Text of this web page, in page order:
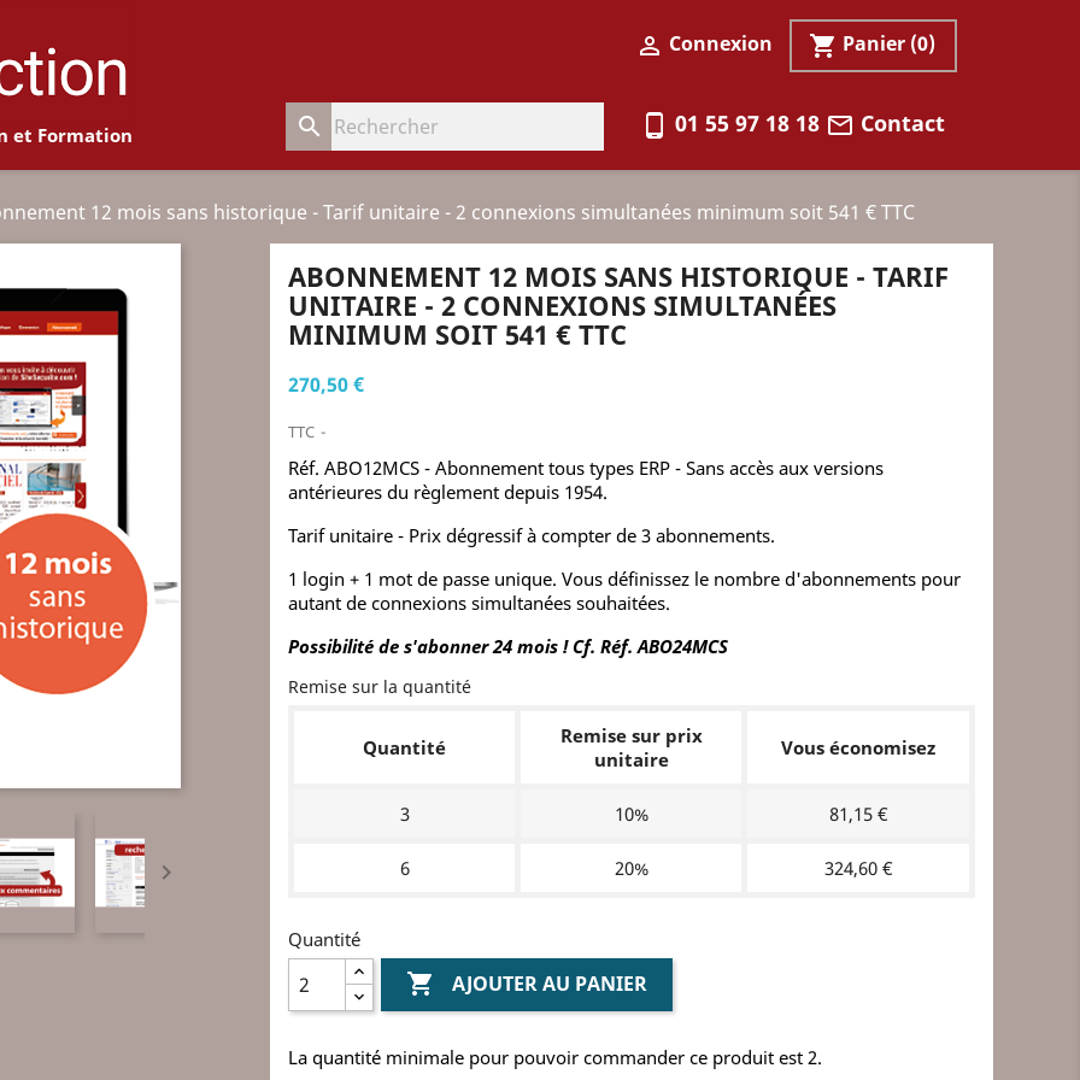
et Formation
 Connexion shopping_cart Panier (0)
search phone_android 01 55 97 18 18 mail_outline Contact
12 mois sans historique - Tarif unitaire - 2 connexions simultanées minimum soit 541 € TTC

ABONNEMENT 12 MOIS SANS HISTORIQUE - TARIF
UNITAIRE - 2 CONNEXIONS SIMULTANÉES
MINIMUM SOIT 541 € TTC
270,50 €
TTC
Réf. ABO12MCS - Abonnement tous types ERP - Sans accès aux versions
antérieures du règlement depuis 1954.
Tarif unitaire - Prix dégressif à compter de 3 abonnements.
1 login + 1 mot de passe unique. Vous définissez le nombre d'abonnements pour
autant de connexions simultanées souhaitées.
Possibilité de s'abonner 24 mois ! Cf. Réf. ABO24MCS
Remise sur la quantité
Quantité
Remise sur prix
unitaire
Vous économisez
3 10% 81,15 €
6 20% 324,60 €
Quantité
 AJOUTER AU PANIER
La quantité minimale pour pouvoir commander ce produit est 2.